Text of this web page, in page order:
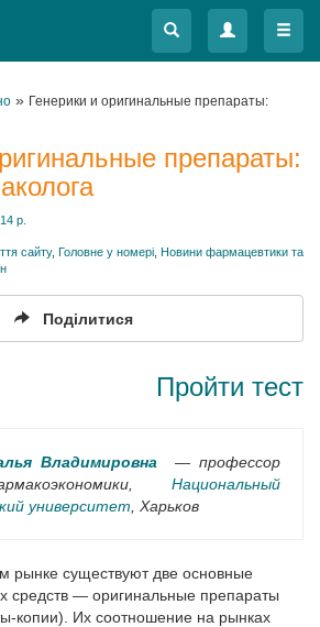
Меню
Меню
» Генерики и оригинальные препараты:
препараты:
р.
сайту, Головне у номері Новини фармацевтики та
Поділитися
Пройти тест
Владимировна
— профессор
Национальный
университет , Харьков
рынке существуют две основные
средств — оригинальные препараты
копии). Их соотношение на рынках